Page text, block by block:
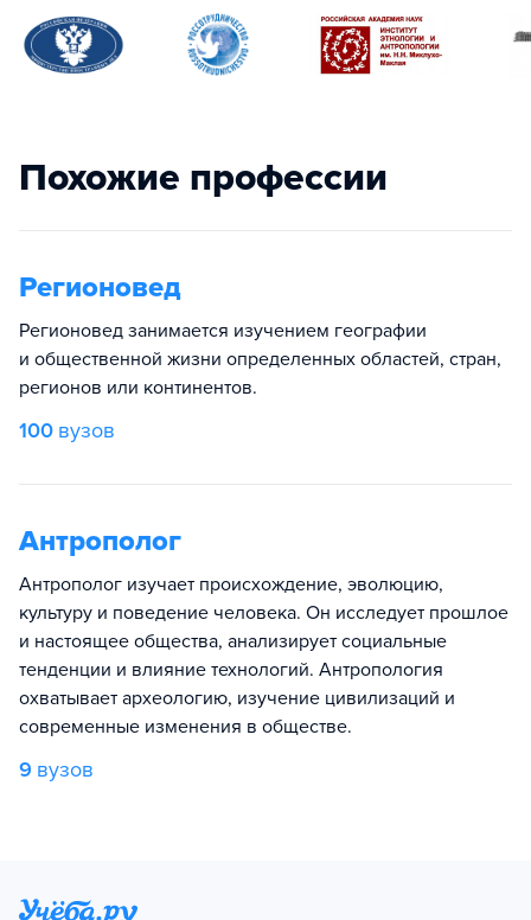
Похожие профессии
Регионовед
Регионовед занимается изучением географии
и общественной жизни определенных областей, стран,
регионов или континентов.
100 вузов
Антрополог
Антрополог изучает происхождение, эволюцию,
культуру и поведение человека. Он исследует прошлое
и настоящее общества, анализирует социальные
тенденции и влияние технологий. Антропология
охватывает археологию, изучение цивилизаций и
современные изменения в обществе.
9 вузов